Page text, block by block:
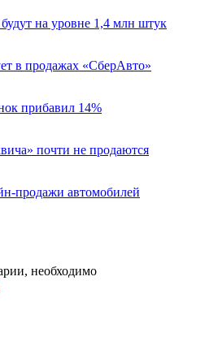
на уровне 1,4 млн штук
в продажах «СберАвто»
прибавил 14%
почти не продаются
продажи автомобилей
необходимо